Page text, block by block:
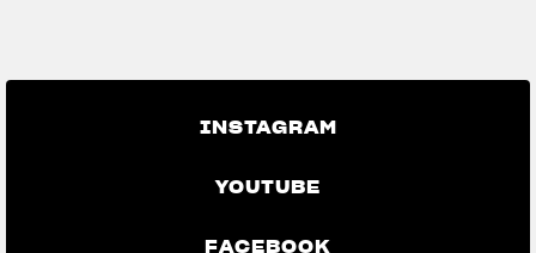
INSTAGRAM
YOUTUBE
FACEBOOK